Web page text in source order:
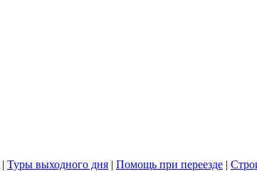
| Туры выходного дня | Помощь при переезде |